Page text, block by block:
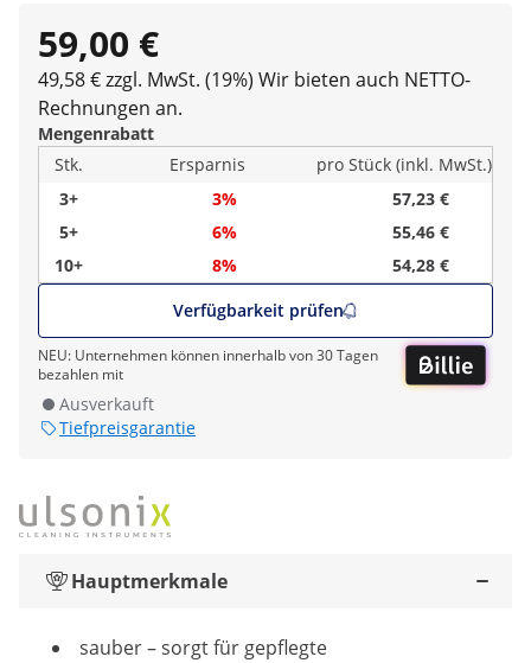
59,00 €
49,58 € zzgl. MwSt. (19%) Wir bieten auch NETTO-
Rechnungen an.
Mengenrabatt
Stk.
Ersparnis
pro Stück (inkl. MwSt.)
3+
3%
57,23 €
5+
6%
55,46 €
10+
8%
54,28 €
Verfügbarkeit prüfen
NEU: Unternehmen können innerhalb von 30 Tagen
bezahlen mit
Ausverkauft
Tiefpreisgarantie
Hauptmerkmale
sauber – sorgt für gepflegte